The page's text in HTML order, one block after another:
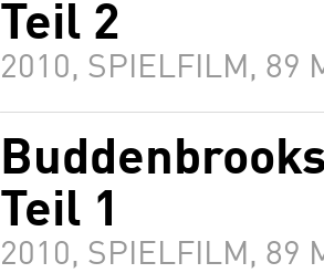
Teil 2
2010, SPIELFILM, 89
Teil 1
2010, SPIELFILM, 89